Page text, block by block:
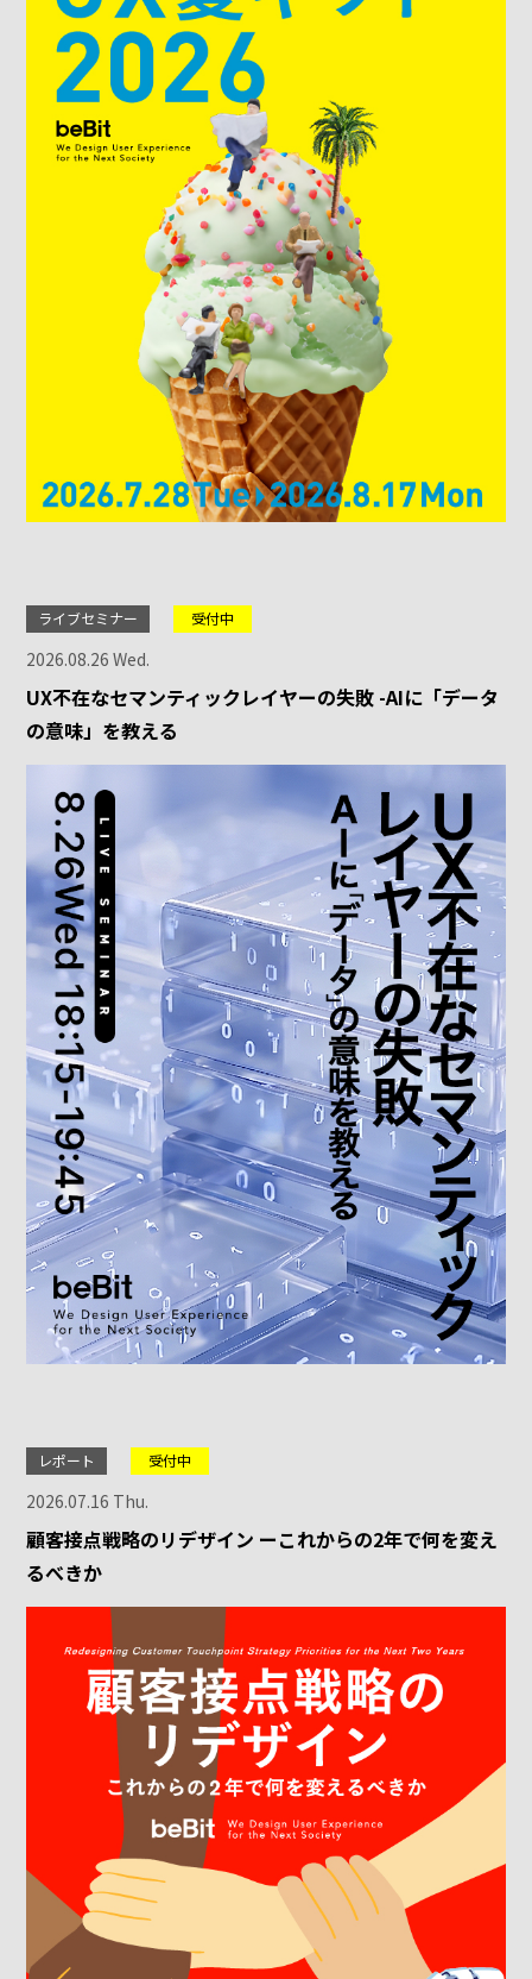
ライブセミナー 受付中
2026.08.26 Wed.
UX不在なセマンティックレイヤーの失敗 -AIに「データ
の意味」を教える
レポート 受付中
2026.07.16 Thu.
顧客接点戦略のリデザイン ーこれからの2年で何を変え
るべきか